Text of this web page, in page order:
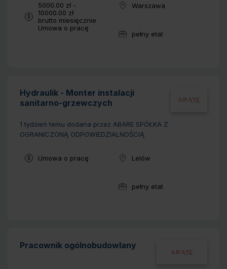
Wynagrodzenie:
5000.00 zł -
10000.00 zł
brutto miesięcznie
Typ umowy:
Umowa o pracę
Lokalizacja:
Warszawa
Wymiar pracy:
pełny etat
Hydraulik - Monter instalacji
sanitarno-grzewczych
1 tydzień temu dodana przez ABARE SPÓŁKA Z
OGRANICZONĄ ODPOWIEDZIALNOŚCIĄ
Typ umowy:
Umowa o pracę Lokalizacja:
Lelów
Wymiar pracy:
pełny etat
Pracownik ogólnobudowlany